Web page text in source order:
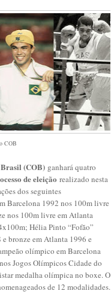
COB
(COB) ganhará quatro
de eleição realizado nesta
dos seguintes
Barcelona 1992 nos 100m livre
nos 100m livre em Atlanta
Hélia Pinto “Fofão”
bronze em Atlanta 1996 e
olímpico em Barcelona
Jogos Olímpicos Cidade do
medalha olímpica no boxe. O
de 12 modalidades.